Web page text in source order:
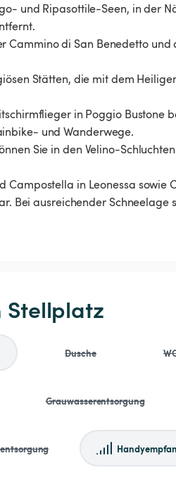
und Ripasottile-Seen, in der
Cammino di San Benedetto
Stätten, die mit dem
in Poggio Bustone
und Wanderwege.
Sie in den Velino-
Campostella in Leonessa sowie
Bei ausreichender
Stellplatz
Dusche
Grauwasserentsorgung